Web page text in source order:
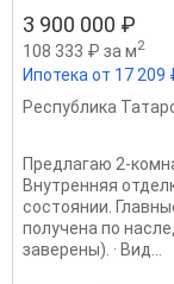
3 900 000 ₽
108 333 ₽ за м2
Ипотека от 17
Республика
Предлагаю 2-
Внутренняя
состоянии.
получена по
заверены). · Вид...